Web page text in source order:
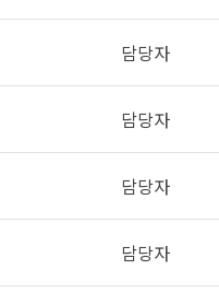
담당자
담당자
담당자
담당자